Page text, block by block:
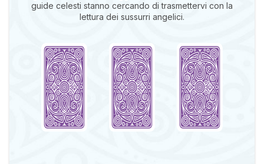
guide celesti stanno cercando di trasmettervi con la
lettura dei sussurri angelici.